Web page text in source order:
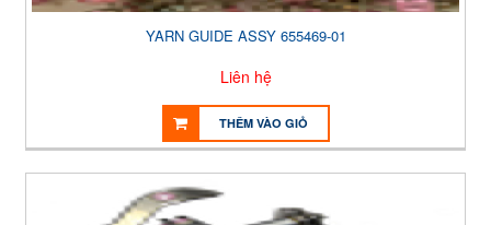
YARN GUIDE ASSY 655469-01
Liên hệ
THÊM VÀO GIỎ